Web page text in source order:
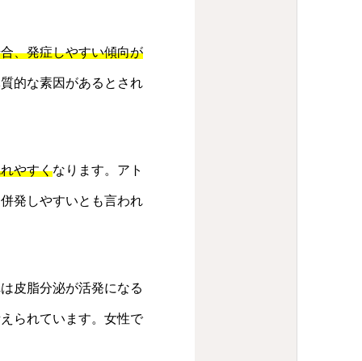
、発症しやすい傾向が
的な素因があるとされ
やすくなります。アト
発しやすいとも言われ
皮脂分泌が活発になる
られています。女性で